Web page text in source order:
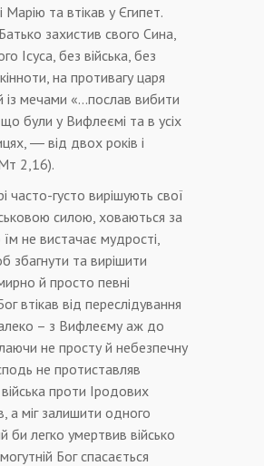
Марію та втікав у Єгипет.
захистив свого Сина,
Ісуса, без війська, без
на противагу царя
із мечами «…послав вибити
що були у Вифлеємі та в усіх
― від двох років і
2,16).
часто-густо вирішують свої
силою, ховаються за
їм не вистачає мудрості,
збагнути та вирішити
й просто певні
втікав від переслідування
– з Вифлеєму аж до
не просту й небезпечну
не протиставляв
проти Іродових
а міг залишити одного
би легко умертвив військо
Бог спасається